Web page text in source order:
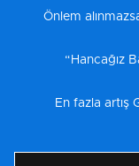
Önlem
“Hancağız
En fazla artış